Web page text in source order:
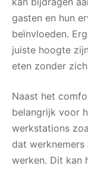
gasten en hun
beïnvloeden.
juiste hoogte
eten zonder
Naast het
belangrijk voor
werkstations
dat werknemers
werken. Dit kan